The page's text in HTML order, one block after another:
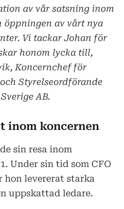
av vår satsning inom
öppningen av vårt nya
Vi tackar Johan för
honom lycka till,
Koncernchef för
Styrelseordförande
AB.
inom koncernen
sin resa inom
Under sin tid som CFO
hon levererat starka
uppskattad ledare.